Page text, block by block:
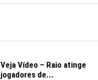
Veja Vídeo – Raio atinge
jogadores de...